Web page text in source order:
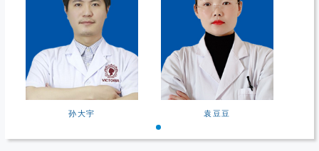
孙大宇 袁豆豆